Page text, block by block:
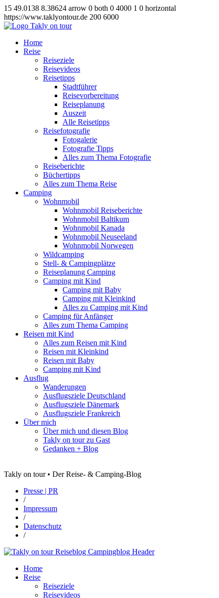
15 49.0138 8.38624 arrow 0 both 0 4000 1 0 horizontal
https://www.taklyontour.de 200 6000
Home
Reise
Reiseziele
Reisevideos
Reisetipps
Stadtführer
Reisevorbereitung
Reiseplanung
Auszeit
Alle Reisetipps
Reisefotografie
Fotogalerie
Fotografie Tipps
Alles zum Thema Fotografie
Reiseberichte
Büchertipps
Alles zum Thema Reise
Camping
Wohnmobil
Wohnmobil Reiseberichte
Wohnmobil Baltikum
Wohnmobil Kanada
Wohnmobil Neuseeland
Wohnmobil Norwegen
Wildcamping
Stell- & Campingplätze
Reiseplanung Camping
Camping mit Kind
Camping mit Baby
Camping mit Kleinkind
Alles zu Camping mit Kind
Camping für Anfänger
Alles zum Thema Camping
Reisen mit Kind
Alles zum Reisen mit Kind
Reisen mit Kleinkind
Reisen mit Baby
Camping mit Kind
Ausflug
Wanderungen
Ausflugsziele Deutschland
Ausflugsziele Dänemark
Ausflugsziele Frankreich
Über mich
Über mich und diesen Blog
Takly on tour zu Gast
Gedanken + Blog
Takly on tour • Der Reise- & Camping-Blog
Presse | PR
/
Impressum
/
Datenschutz
/
Home
Reise
Reiseziele
Reisevideos